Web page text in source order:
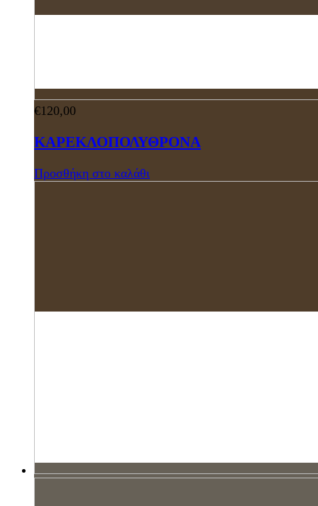
€120,00
ΚΑΡΕΚΛΟΠΟΛΥΘΡΟΝΑ
Προσθήκη στο καλάθι